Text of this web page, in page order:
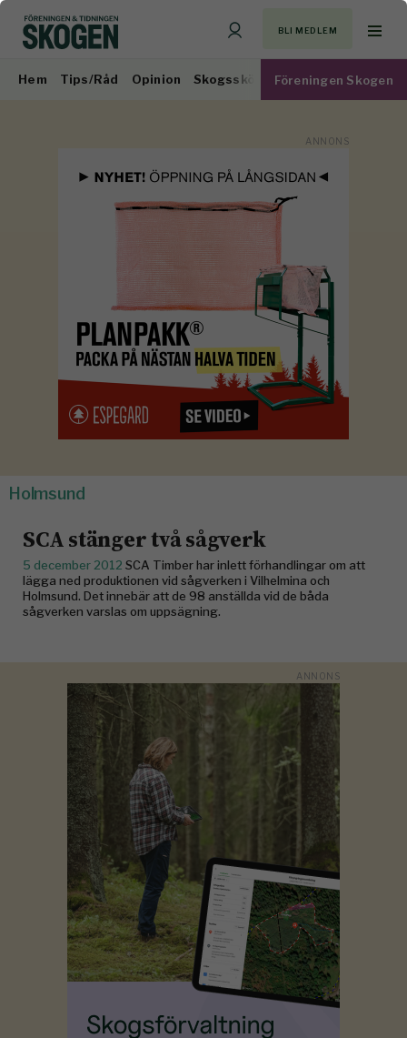
BLI MEDLEM
Hem Tips/Råd Opinion Skogsskötsel Virkesmarknad
Föreningen Skogen
Holmsund
SCA stänger två sågverk
5 december 2012 SCA Timber har inlett förhandlingar om att
lägga ned produktionen vid sågverken i Vilhelmina och
Holmsund. Det innebär att de 98 anställda vid de båda
sågverken varslas om uppsägning.